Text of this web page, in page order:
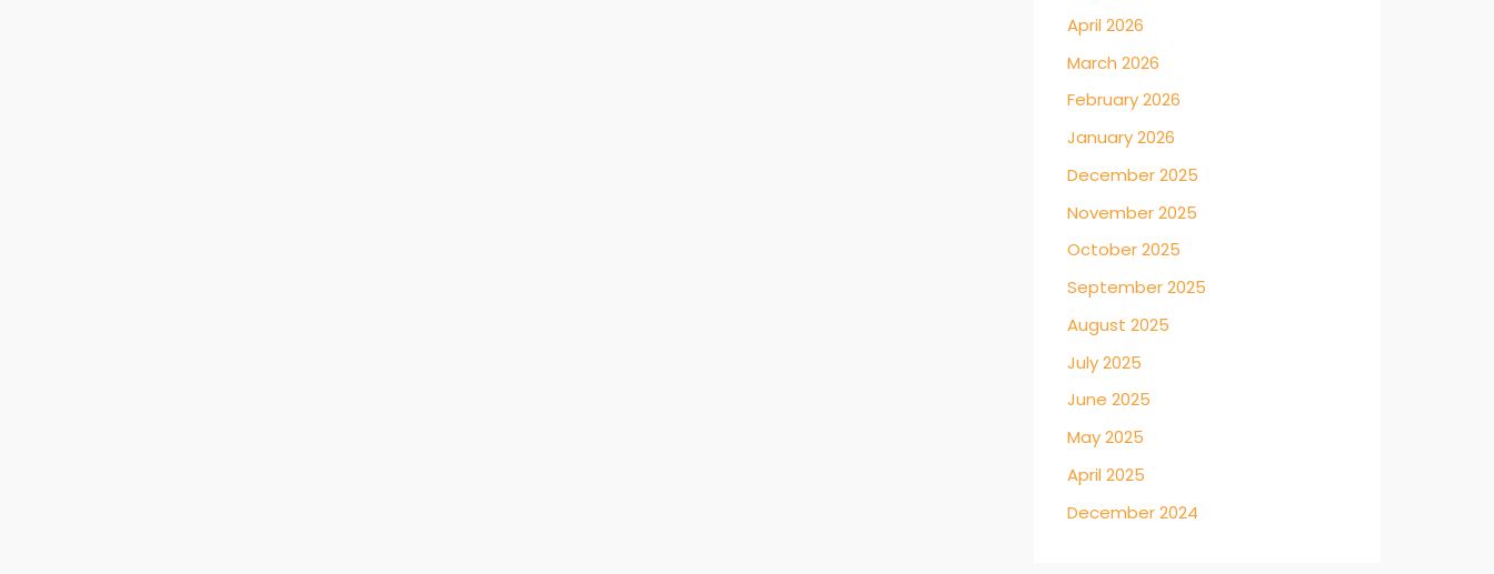
April 2026
March 2026
February 2026
January 2026
December 2025
November 2025
October 2025
September 2025
August 2025
July 2025
June 2025
May 2025
April 2025
December 2024